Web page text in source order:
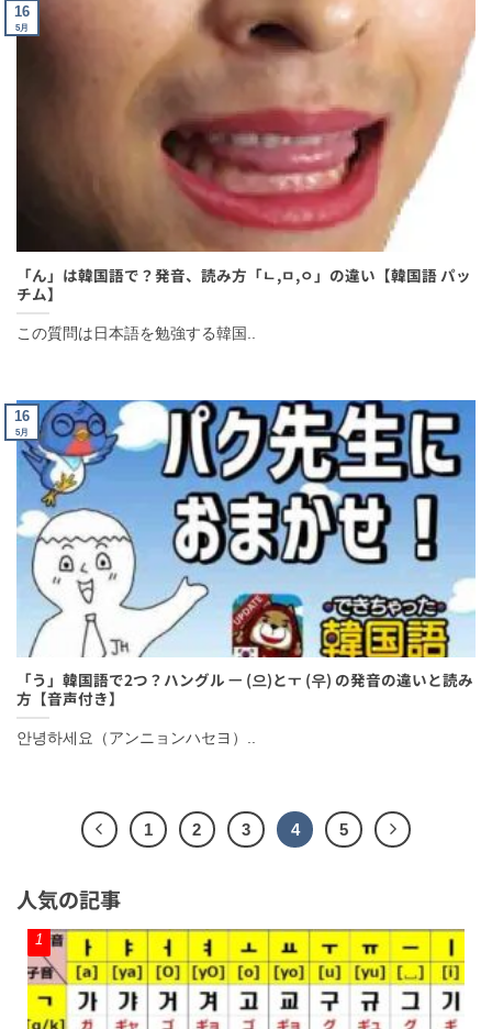
「ん」は韓国語で？発音、読み方「ㄴ,ㅁ,ㅇ」の違い【韓国語 パ
ッチム】
この質問は日本語を勉強する韓国..
「う」韓国語で2つ？ハングル ㅡ (으)とㅜ (우) の発音の違いと読
み方【音声付き】
안녕하세요（アンニョンハセヨ）..
16
1 2 3
人気の記事